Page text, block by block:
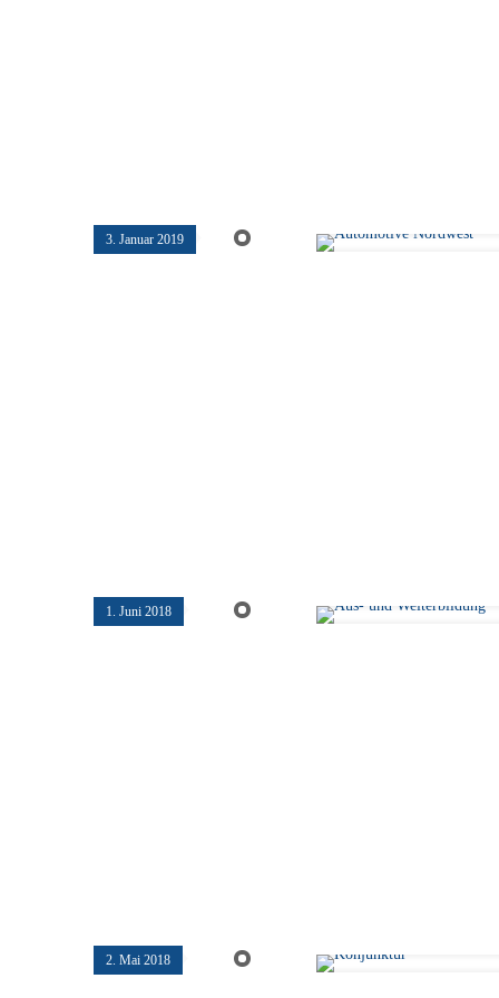
3. Januar 2019
1. Juni 2018
2. Mai 2018